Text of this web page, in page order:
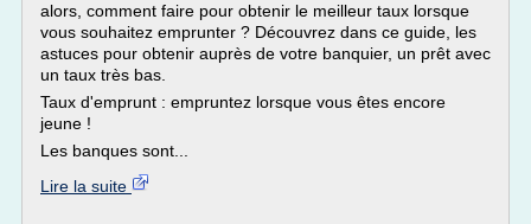
alors, comment faire pour obtenir le meilleur taux lorsque
vous souhaitez emprunter ? Découvrez dans ce guide, les
astuces pour obtenir auprès de votre banquier, un prêt avec
un taux très bas.
Taux d'emprunt : empruntez lorsque vous êtes encore
jeune !
Les banques sont...
Lire la suite